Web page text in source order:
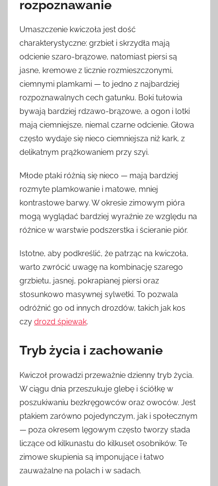
rozpoznawanie
Umaszczenie kwiczoła jest dość
charakterystyczne: grzbiet i skrzydła mają
odcienie szaro-brązowe, natomiast piersi są
jasne, kremowe z licznie rozmieszczonymi,
ciemnymi plamkami — to jedno z najbardziej
rozpoznawalnych cech gatunku. Boki tułowia
bywają bardziej rdzawo-brązowe, a ogon i lotki
mają ciemniejsze, niemal czarne odcienie. Głowa
często wydaje się nieco ciemniejsza niż kark, z
delikatnym prążkowaniem przy szyi.
Młode ptaki różnią się nieco — mają bardziej
rozmyte plamkowanie i matowe, mniej
kontrastowe barwy. W okresie zimowym pióra
mogą wyglądać bardziej wyraźnie ze względu na
różnice w warstwie podszerstka i ścieranie piór.
Istotne, aby podkreślić, że patrząc na kwiczoła,
warto zwrócić uwagę na kombinację szarego
grzbietu, jasnej, pokrapianej piersi oraz
stosunkowo masywnej sylwetki. To pozwala
odróżnić go od innych drozdów, takich jak kos
czy drozd śpiewak.
Tryb życia i zachowanie
Kwiczoł prowadzi przeważnie dzienny tryb życia.
W ciągu dnia przeszukuje glebę i ściółkę w
poszukiwaniu bezkręgowców oraz owoców. Jest
ptakiem zarówno pojedynczym, jak i społecznym
— poza okresem lęgowym często tworzy stada
liczące od kilkunastu do kilkuset osobników. Te
zimowe skupienia są imponujące i łatwo
zauważalne na polach i w sadach.